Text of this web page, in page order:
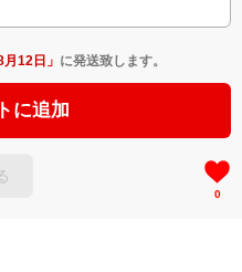
月12日 」 に発送致します。
に追加
0